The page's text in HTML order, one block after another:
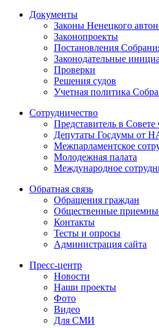
Документы
Законы Ненецкого
Законопроекты
Постановления
Законодательные
Проверки
Решения судов
Учетная политика
Сотрудничество
Представитель в
Депутаты Госдумы от
Межпарламентское
Молодежная палата
Международное
Обратная cвязь
Обращения граждан
Общественные
Контакты
Тесты и опросы
Администрация сайта
Пресс-центр
Новости
Наши проекты
Фото
Видео
Для СМИ